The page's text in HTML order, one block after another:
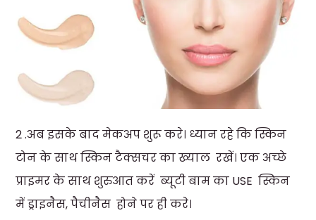
2 .अब इसके बाद मेकअप शुरू करे। ध्यान रहे कि स्किन
टोन के साथ स्किन टैक्सचर का ख्याल रखें। एक अच्छे
प्राइमर के साथ शुरुआत करें ब्यूटी बाम का USE स्किन
में ड्राइनैस, पैचीनैस होने पर ही करे।